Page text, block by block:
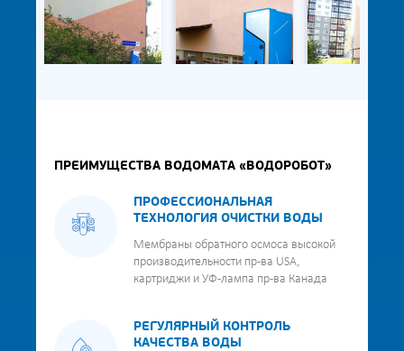
ПРЕИМУЩЕСТВА ВОДОМАТА «ВОДОРОБОТ»
ПРОФЕССИОНАЛЬНАЯ
ТЕХНОЛОГИЯ ОЧИСТКИ ВОДЫ
Мембраны обратного осмоса высокой
производительности пр-ва USA,
картриджи и УФ-лампа пр-ва Канада
РЕГУЛЯРНЫЙ КОНТРОЛЬ
КАЧЕСТВА ВОДЫ